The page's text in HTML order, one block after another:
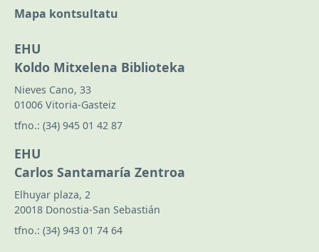
Mapa kontsultatu
EHU
Koldo Mitxelena Biblioteka
Nieves Cano, 33
01006 Vitoria-Gasteiz
tfno.: (34) 945 01 42 87
EHU
Carlos Santamaría Zentroa
Elhuyar plaza, 2
20018 Donostia-San Sebastián
tfno.: (34) 943 01 74 64